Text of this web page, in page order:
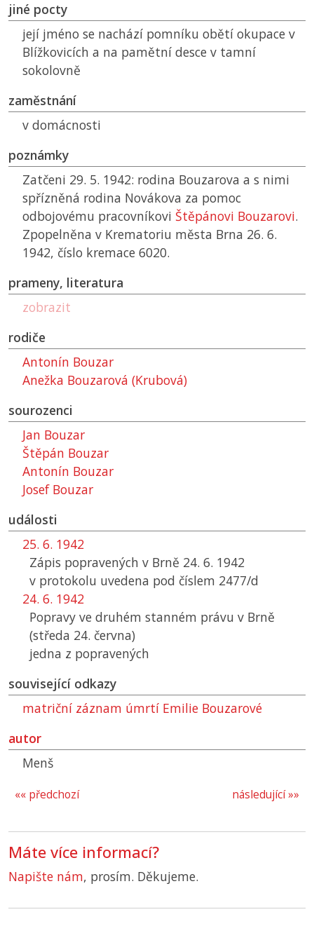
jiné pocty
její jméno se nachází pomníku obětí okupace v
Blížkovicích a na pamětní desce v tamní
sokolovně
zaměstnání
v domácnosti
poznámky
Zatčeni 29. 5. 1942: rodina Bouzarova a s nimi
spřízněná rodina Novákova za pomoc
odbojovému pracovníkovi Štěpánovi Bouzarovi.
Zpopelněna v Krematoriu města Brna 26. 6.
1942, číslo kremace 6020.
prameny, literatura
zobrazit
rodiče
Antonín Bouzar
Anežka Bouzarová (Krubová)
sourozenci
Jan Bouzar
Štěpán Bouzar
Antonín Bouzar
Josef Bouzar
události
25. 6. 1942
Zápis popravených v Brně 24. 6. 1942
v protokolu uvedena pod číslem 2477/d
24. 6. 1942
Popravy ve druhém stanném právu v Brně
(středa 24. června)
jedna z popravených
související odkazy
matriční záznam úmrtí Emilie Bouzarové
autor
Menš
následující »»
«« předchozí
Máte více informací?
Napište nám, prosím. Děkujeme.